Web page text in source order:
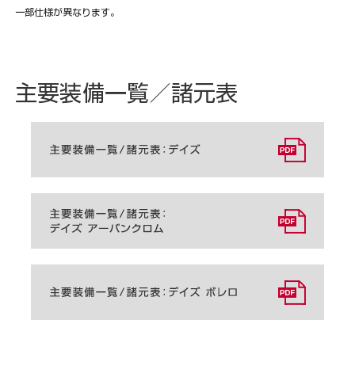
一部仕様が異なります。
主要装備一覧／諸元表